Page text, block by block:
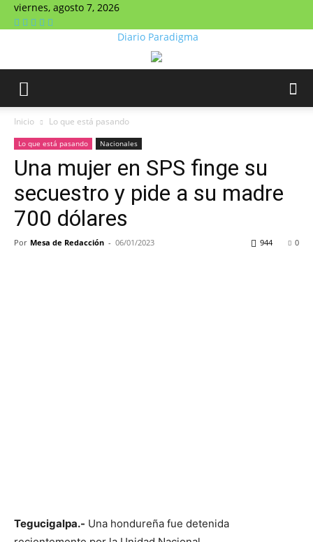
viernes, agosto 7, 2026
Diario Paradigma
Inicio Lo que está pasando
Lo que está pasando Nacionales
Una mujer en SPS finge su
secuestro y pide a su madre
700 dólares
Por Mesa de Redacción - 06/01/2023 0
944
Tegucigalpa.- Una hondureña fue detenida